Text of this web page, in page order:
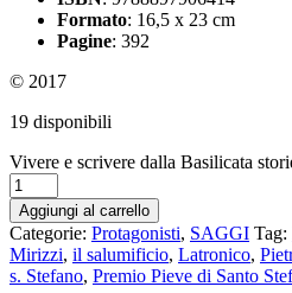
Formato: 16,5 x 23 cm
Pagine: 392
© 2017
19 disponibili
Vivere e scrivere dalla Basilicata
Aggiungi al carrello
Categorie: Protagonisti, SAGGI Tag:
Mirizzi, il salumificio, Latronico,
s. Stefano, Premio Pieve di Santo